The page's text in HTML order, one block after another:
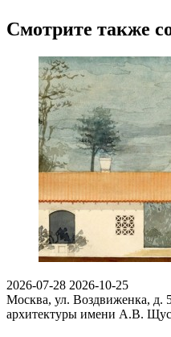
Смотрите также
2026-07-28 2026-10-25
Москва, ул. Воздвиженка, д.
архитектуры имени А.В.